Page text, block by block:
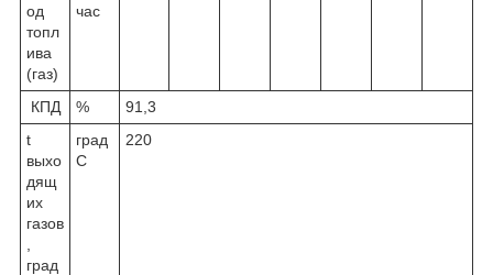
од
топл
ива
(газ)
час
КПД %
91,3
t
выхо
дящ
их
газов
град
град
С
220